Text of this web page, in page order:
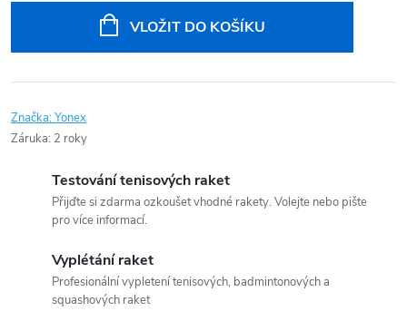
VLOŽIT DO KOŠÍKU
Značka:Yonex
Záruka: 2 roky
Testování tenisových raket
Přijďte si zdarma ozkoušet vhodné rakety. Volejte nebo pište
pro více informací.
Vyplétání raket
Profesionální vypletení tenisových, badmintonových a
squashových raket